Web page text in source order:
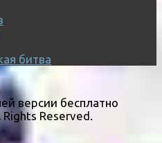
битва
версии бесплатно
Reserved.